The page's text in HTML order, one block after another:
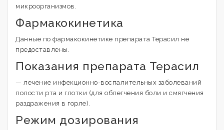
микроорганизмов.
Фармакокинетика
Данные по фармакокинетике препарата Терасил не
предоставлены.
Показания препарата Терасил
— лечение инфекционно-воспалительных заболеваний
полости рта и глотки (для облегчения боли и смягчения
раздражения в горле).
Режим дозирования